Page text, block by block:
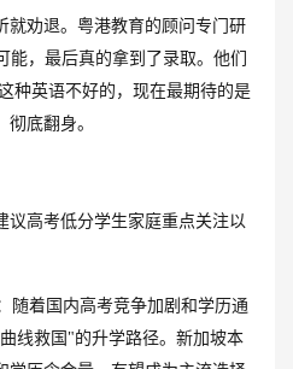
就劝退。粤港教育的顾问专门研
能，最后真的拿到了录取。他们
种英语不好的，现在最期待的是
底翻身。
议高考低分学生家庭重点关注以
随着国内高考竞争加剧和学历通
线救国"的升学路径。新加坡本